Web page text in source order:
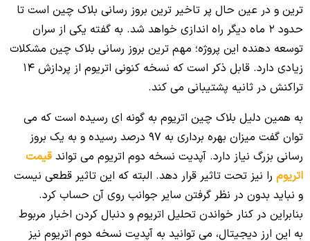
ترین و در عین حال پر تاخیر ترین بروز رسانی بلاک چین است تا
حدود 2 ماه دیگر راه اندازی خواهد شد. به گفته یکی از سران
توسعه دهنده این پروژه؛ مهم ترین بروز رسانی بلاک چین مشکلات
زیادی دارد. قابل ذکر است که نسخه کنونی اتریوم از پردازش 14
تراکنش در ثانیه پشتیبانی می کند.
به همین دلیل بلاک چین اتریوم به گونه ای رسیده است که می
توان گفت میزان بهره برداری به 97 درصد رسیده و به یک بروز
رسانی بزرگ نیاز دارد. آپدیت نسخه دوم اتریوم می تواند قیمت
اتریوم را نیز تحت تاثیر قرار دهد. البته که این تاثیر قطعی نیست
و نباید بدون در نظر گرفتن سایر جوانب روی آن حساب کرد.
بنابراین در کنار خواندن تحلیل اتریوم و دنبال کردن اخبار مربوط
به این ارز دیجیتال، می توانید به آپدیت نسخه دوم اتریوم نیز